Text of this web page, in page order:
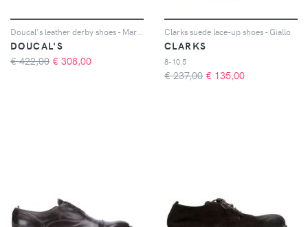
DOUCAL'S
€ 422,00 € 308,00
Clarks suede lace-up shoes - Giallo
CLARKS
8-10.5
€ 237,00 € 135,00